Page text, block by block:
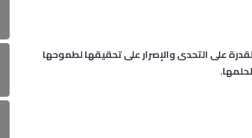
على التحدى والإصرار على تحقيقها لطموحها